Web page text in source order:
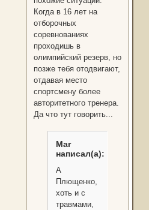
Когда в 16 лет на
отборочных
соревнованиях
проходишь в
олимпийский резерв, но
позже тебя отодвигают,
отдавая место
спортсмену более
авторитетного тренера.
Да что тут говорить...
Mar
написал(а):
А
Плющенко,
хоть и с
травмами,